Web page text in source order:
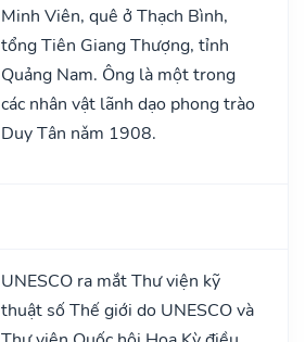
Minh Viên, quê ở Thạch Bình,
tổng Tiên Giang Thượng, tỉnh
Quảng Nam. Ông là một trong
các nhân vật lãnh dạo phong trào
Duy Tân nǎm 1908.
UNESCO ra mắt Thư viện kỹ
thuật số Thế giới do UNESCO và